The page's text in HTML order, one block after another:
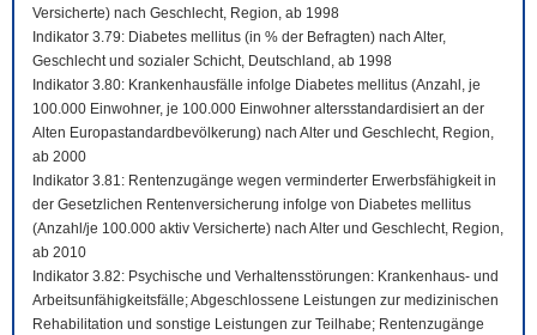
Versicherte) nach Geschlecht, Region, ab 1998
Indikator 3.79: Diabetes mellitus (in % der Befragten) nach Alter,
Geschlecht und sozialer Schicht, Deutschland, ab 1998
Indikator 3.80: Krankenhausfälle infolge Diabetes mellitus (Anzahl, je
100.000 Einwohner, je 100.000 Einwohner altersstandardisiert an der
Alten Europastandardbevölkerung) nach Alter und Geschlecht, Region,
ab 2000
Indikator 3.81: Rentenzugänge wegen verminderter Erwerbsfähigkeit in
der Gesetzlichen Rentenversicherung infolge von Diabetes mellitus
(Anzahl/je 100.000 aktiv Versicherte) nach Alter und Geschlecht, Region,
ab 2010
Indikator 3.82: Psychische und Verhaltensstörungen: Krankenhaus- und
Arbeitsunfähigkeitsfälle; Abgeschlossene Leistungen zur medizinischen
Rehabilitation und sonstige Leistungen zur Teilhabe; Rentenzugänge